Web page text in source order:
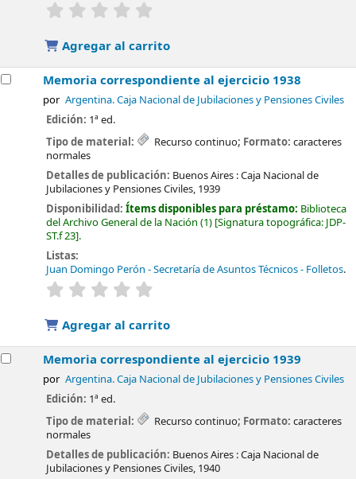
valoración
Agregar al carrito
Memoria correspondiente al ejercicio 1938
por Argentina. Caja Nacional de Jubilaciones y Pensiones Civiles
Edición: 1ª ed.
Tipo de material:
Recurso continuo; Formato: caracteres
normales
Detalles de publicación: Buenos Aires :Caja Nacional de
Jubilaciones y Pensiones Civiles, 1939
Disponibilidad:Ítems disponibles para préstamo: Biblioteca
del Archivo General de la Nación (1) Signatura topográfica: JDP-
ST.f 23 .
Listas:
Juan Domingo Perón - Secretaría de Asuntos Técnicos - Folletos.
valoración
Agregar al carrito
Memoria correspondiente al ejercicio 1939
por Argentina. Caja Nacional de Jubilaciones y Pensiones Civiles
Edición: 1ª ed.
Tipo de material:
Recurso continuo; Formato: caracteres
normales
Detalles de publicación: Buenos Aires :Caja Nacional de
Jubilaciones y Pensiones Civiles, 1940